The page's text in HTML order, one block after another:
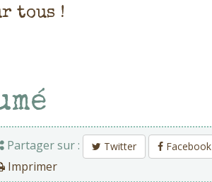
tous !
Partager sur : Twitter Facebook
Imprimer